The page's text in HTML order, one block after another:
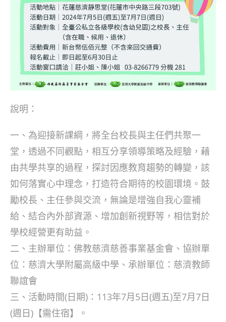
說明：
一、為迎接新課綱，將全台校長與主任們共聚一
堂，透過不同觀點，相互分享領導策略及經驗，藉
由共學共享的過程，探討因應教育趨勢的轉變，該
如何落實心中理念，打造符合期待的校園環境。鼓
勵校長、主任參與交流，無論是增強自我心靈補
給、結合內外部資源、增加創新視野等，相信對於
學校經營更有助益。
二、主辦單位：佛教慈濟慈善事業基金會、協辦單
位：慈濟大學附屬高級中學、承辦單位：慈濟教師
聯誼會
三、活動時間(日期)：113年7月5日(週五)至7月7日
(週日)【需住宿】。